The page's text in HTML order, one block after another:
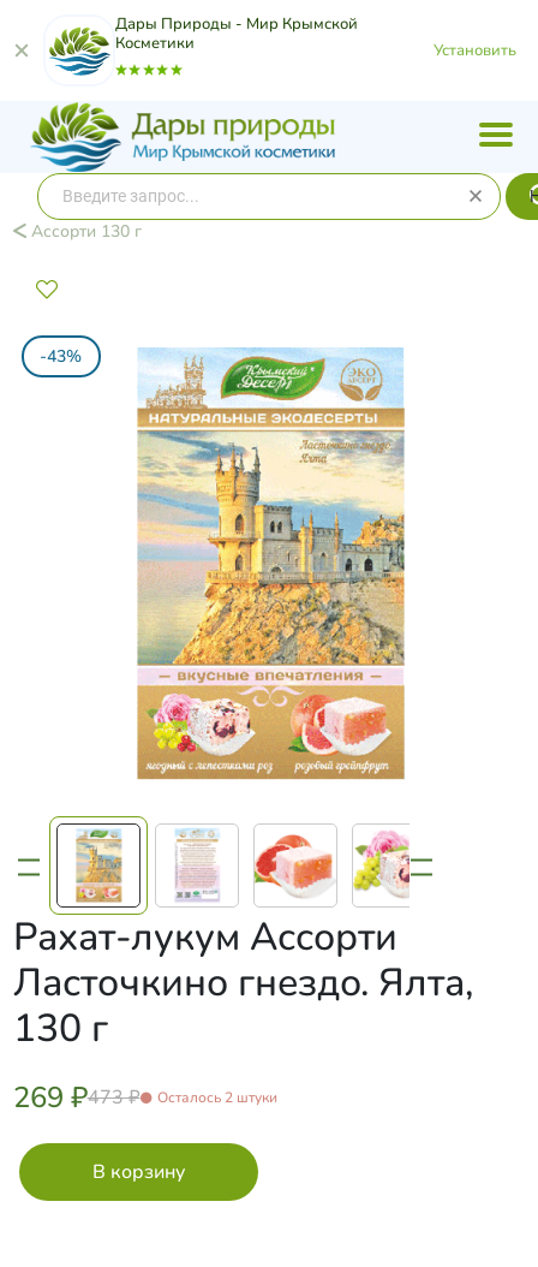
Дары Природы - Мир Крымской
Косметики
Установить
Ассорти 130 г
-43%
Рахат-лукум Ассорти
Ласточкино гнездо. Ялта,
130 г
269 ₽473 ₽ Осталось 2 штуки